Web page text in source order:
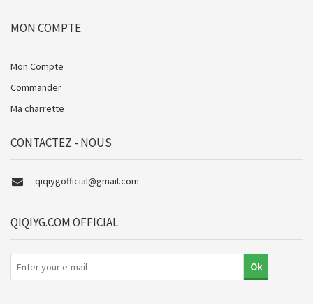
MON COMPTE
Mon Compte
Commander
Ma charrette
CONTACTEZ - NOUS
qiqiygofficial@gmail.com
QIQIYG.COM OFFICIAL